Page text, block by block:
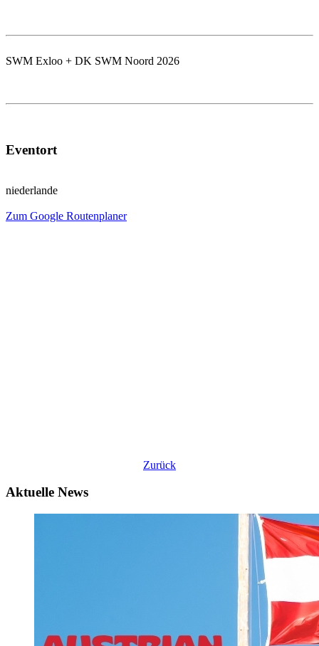
SWM Exloo + DK SWM Noord 2026
Eventort
niederlande
Zum Google Routenplaner
Zurück
Aktuelle News